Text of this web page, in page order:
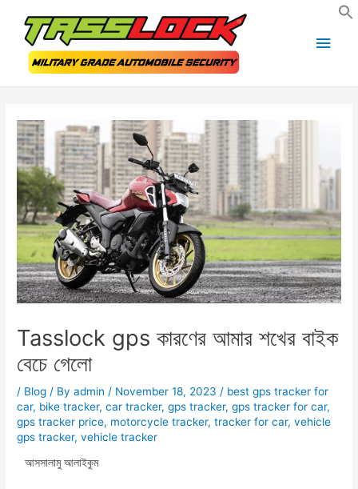
content
Main
Tasslock gps কারণের আমার শখের বাইক
বেচে গেলো
/ Blog / Byadmin/ November 18, 2023/ best gps tracker for
car, bike tracker,car tracker,gps tracker,gps tracker for car,
gps tracker price, motorcycle tracker,tracker for car,vehicle
gps tracker,vehicle tracker
আসসালামু আলাইকুম